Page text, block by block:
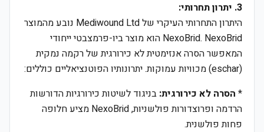
3. יתרון תחרותי:
היתרון התחרותי העיקרי של Mediwound Ltd נובע מהמוצר
NexoBrid. NexoBrid הוא מוצר ביו-פרמצבטי ייחודי
המאפשר הסרה אנזימטית לא כירורגית של רקמה נמקית
(eschar) מכוויות עמוקות. יתרונותיו הפוטנציאליים כוללים:
* הסרה לא כירורגית: בניגוד לשיטות כירורגיות הדורשות
הרדמה ופרוצדורות פולשניות, NexoBrid מציע חלופה
פחות פולשנית.